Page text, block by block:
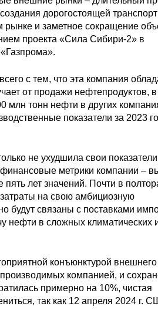
дорогостоящей
рынке и заметное сокращение
проекта «Сила Сибири-2» в
с тем, что эта компания
от продажи нефтепродуктов,
млн тонн нефти в других
показатели за 2023
не ухудшила свои
метрики компании –
лет значений. Почти в
на свою амбициозную
будут связаны с поставками
нефти в сложных климатических
конъюнктурой
производимых компанией, и
примерно на 10%, чистая
так как 12 апреля 2024 г.